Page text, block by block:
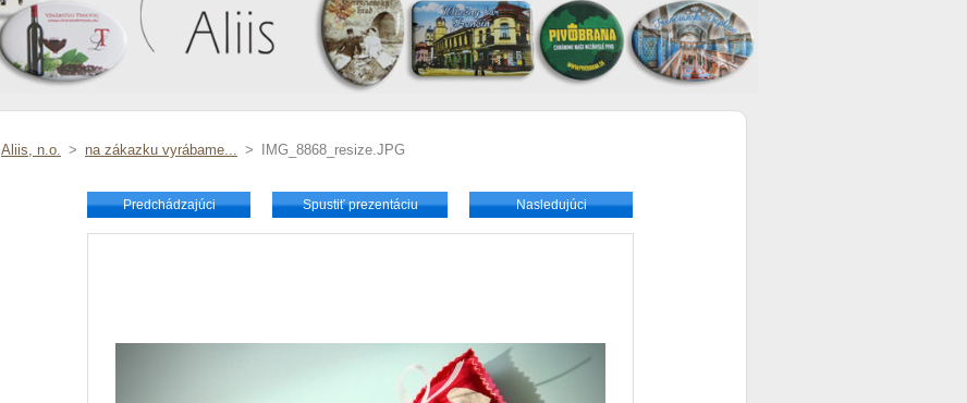
Aliis, n.o. > na zákazku vyrábame... > IMG_8868_resize.JPG
Predchádzajúci Spustiť prezentáciu Nasledujúci